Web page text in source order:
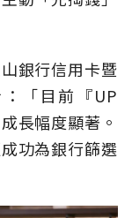
銀行信用卡暨
「目前『UP
長幅度顯著。
功為銀行篩選